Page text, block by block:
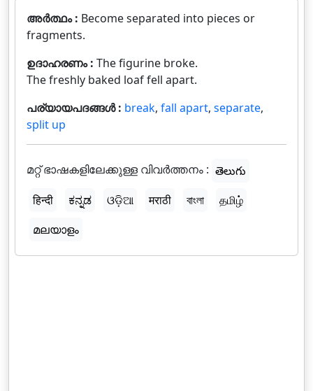
അർത്ഥം : Become separated into pieces or
fragments.
ഉദാഹരണം : The figurine broke.
The freshly baked loaf fell apart.
പര്യായപദങ്ങൾ : break, fall apart, separate,
split up
മറ്റ് ഭാഷകളിലേക്കുള്ള വിവർത്തനം : తెలుగు
हिन्दी
ಕನ್ನಡ ଓଡ଼ିଆ मराठी বাংলা
தமிழ்
മലയാളം